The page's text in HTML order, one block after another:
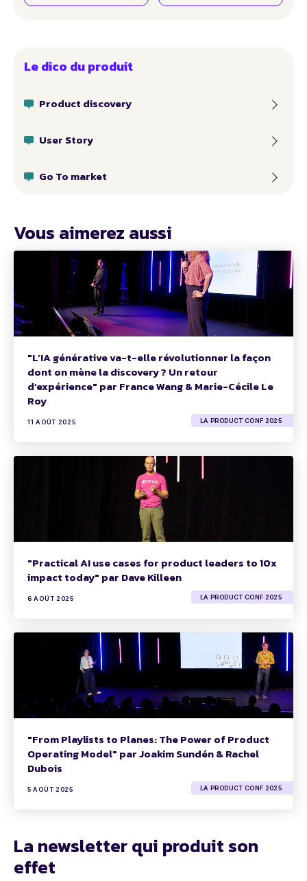
Le dico du produit
Product discovery
User Story
Go To market
Vous aimerez aussi
"L’IA générative va-t-elle révolutionner la façon
dont on mène la discovery ? Un retour
d’expérience" par France Wang & Marie-Cécile Le
Roy
11 AOÛT 2025 LA PRODUCT CONF 2025
"Practical AI use cases for product leaders to 10x
impact today" par Dave Killeen
6 AOÛT 2025 LA PRODUCT CONF 2025
"From Playlists to Planes: The Power of Product
Operating Model" par Joakim Sundén & Rachel
Dubois
5 AOÛT 2025 LA PRODUCT CONF 2025
La newsletter qui produit son
effet